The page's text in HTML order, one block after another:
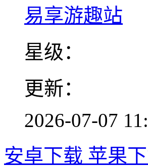
易享游趣站
星级：
更新：
2026-07-07
安卓下载 苹果